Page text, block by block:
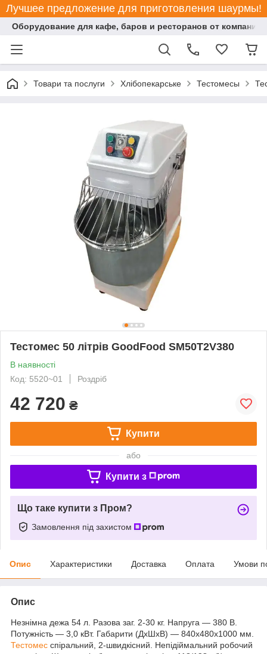
Лучшее предложение для приготовления шаурмы!
Оборудование для кафе, баров и ресторанов от компании
Товари та послуги Хлібопекарське Тестомесы
Тестомес 50 літрів GoodFood SM50T2V380
В наявності
Код: 5520~01
Роздріб
42 720 ₴
Купити
або
Купити з
Що таке купити з Пром?
Замовлення під захистом
Опис Характеристики Доставка Оплата Умови
Опис
Незнімна дежа 54 л. Разова заг. 2-30 кг. Напруга — 380 В.
Потужність — 3,0 кВт. Габарити (ДхШхВ) — 840x480x1000 мм.
Тестомес спіральний, 2-швидкісний. Непідіймальний робочий